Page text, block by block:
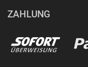
ZAHLUNG